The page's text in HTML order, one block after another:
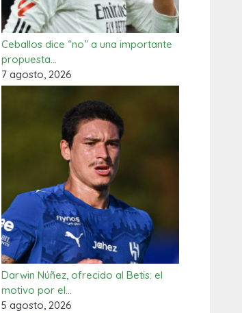
Ceballos dice “no” a una importante
propuesta…
7 agosto, 2026
Darwin Núñez, ofrecido al Betis: el
motivo por el…
5 agosto, 2026